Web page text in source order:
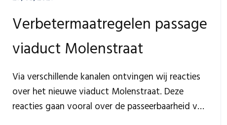
Verbetermaatregelen passage
viaduct Molenstraat
Via verschillende kanalen ontvingen wij reacties
over het nieuwe viaduct Molenstraat. Deze
reacties gaan vooral over de passeerbaarheid van